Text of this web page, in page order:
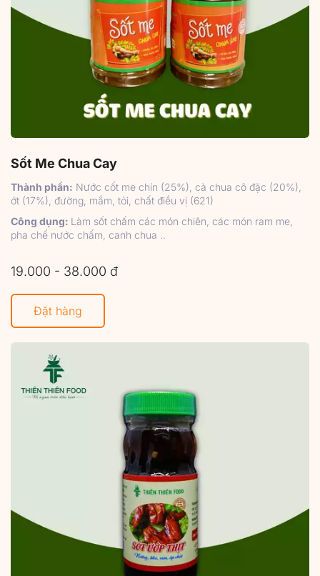
Sốt Me Chua Cay
Thành phần: Nước cốt me chín (25%), cà chua cô đặc (20%),
ớt (17%), đường, mắm, tỏi, chất điều vị (621)
Công dụng: Làm sốt chấm các món chiên, các món ram me,
pha chế nước chấm, canh chua ..
19.000 - 38.000 đ
Đặt hàng